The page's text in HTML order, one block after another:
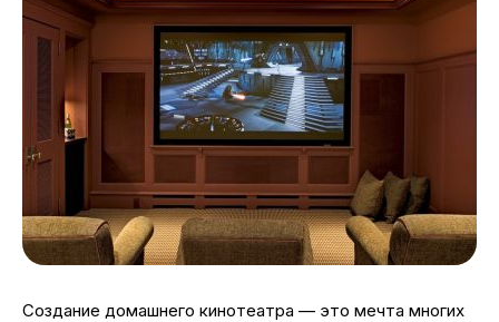
Создание домашнего кинотеатра — это мечта многих